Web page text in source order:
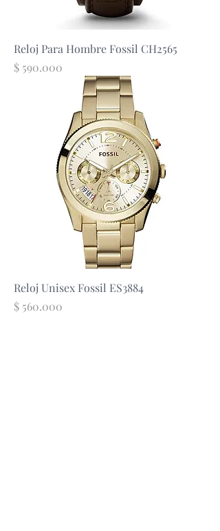
Reloj Para Hombre Fossil CH2565
Precio
$ 590.000
Reloj Unisex Fossil ES3884
Precio
$ 560.000